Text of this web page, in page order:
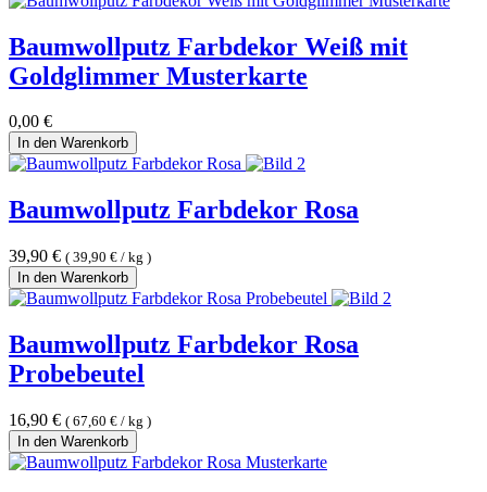
Baumwollputz Farbdekor Weiß mit
Goldglimmer Musterkarte
0,00 €
In den Warenkorb
Baumwollputz Farbdekor Rosa
39,90 € ( 39,90 € / kg )
In den Warenkorb
Baumwollputz Farbdekor Rosa
Probebeutel
16,90 € ( 67,60 € / kg )
In den Warenkorb